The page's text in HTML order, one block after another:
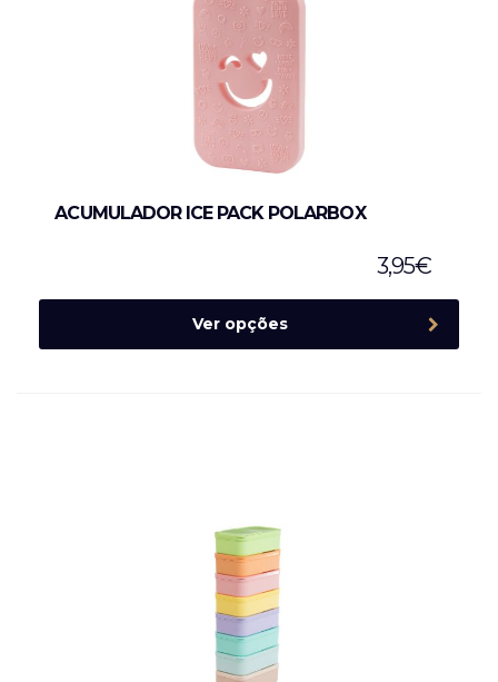
ACUMULADOR ICE PACK POLARBOX
3,95€
Ver opções